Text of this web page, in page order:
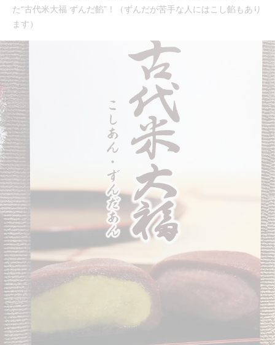
た“古代米大福 ずんだ餡”！（ずんだが苦手な人にはこし餡もあり
ます）